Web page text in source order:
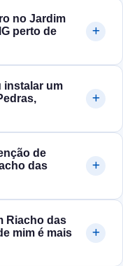
no Jardim
perto de
instalar um
de
das
Riacho das
mim é mais